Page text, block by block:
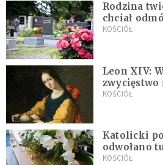
Rodzina
chciał
zapowiada
KOŚCIÓŁ
Leon XIV:
zwycięstwo
KOŚCIÓŁ
Katolicki
odwołano
KOŚCIÓŁ